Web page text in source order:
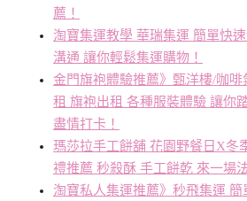
薦！
淘寶集運教學 華瑞集運 簡單快
溝通 讓你輕鬆集運購物！
金門旗袍體驗推薦》甄洋樓/咖
租 旗袍出租 各種服裝體驗 讓你
盡情打卡！
瑪莎拉手工餅舖 花園野餐日X
禮推薦 秒殺酥 手工餅乾 來一場
淘寶私人集運推薦》秒飛集運